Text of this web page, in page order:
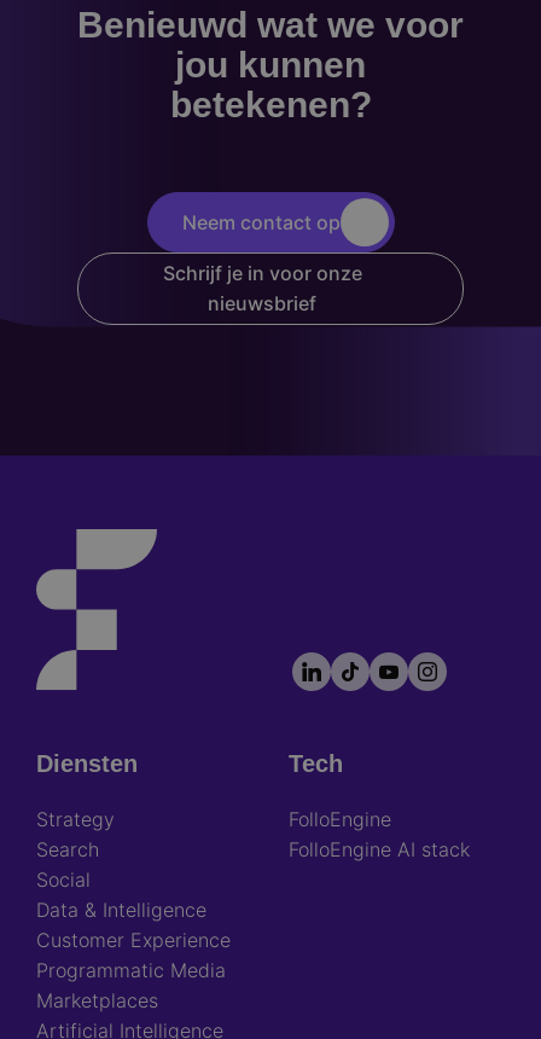
Benieuwd wat we voor
jou kunnen
betekenen?
Neem contact op
Schrijf je in voor onze
nieuwsbrief
Footer
socials
LinkedIn
TikTokYouTubeInstagram
Footer
Diensten
Strategy
Search
Social
Data & Intelligence
Customer Experience
Programmatic Media
Marketplaces
Artificial Intelligence
Tech
FolloEngine
FolloEngine AI stack